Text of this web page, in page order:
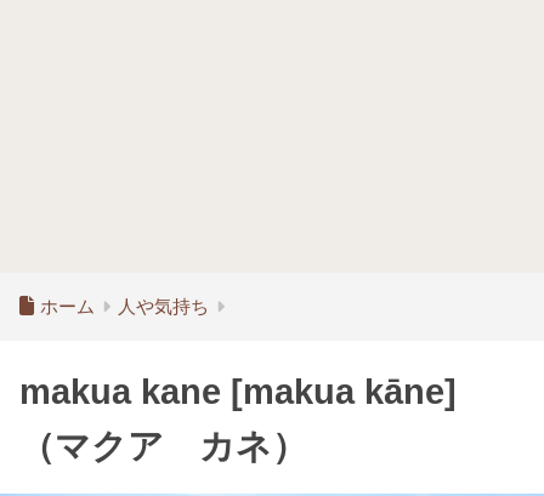
ホーム 人や気持ち
makua kane [makua kāne]
（マクア カネ）